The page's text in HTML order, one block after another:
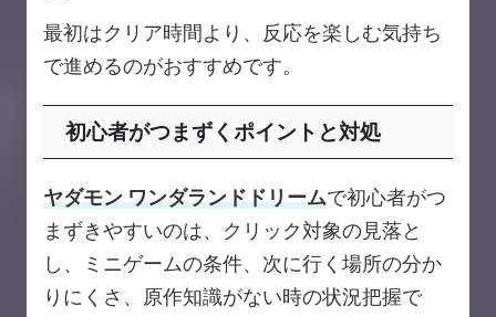
最初はクリア時間より、反応を楽しむ気持ち
で進めるのがおすすめです。
初心者がつまずくポイントと対処
ヤダモン ワンダランドドリームで初心者がつ
まずきやすいのは、クリック対象の見落と
し、ミニゲームの条件、次に行く場所の分か
りにくさ、原作知識がない時の状況把握で